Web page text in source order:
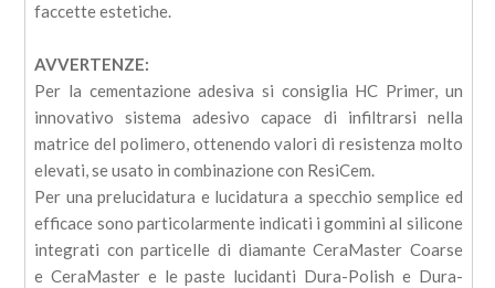
faccette estetiche.
AVVERTENZE:
Per la cementazione adesiva si consiglia HC Primer, un
innovativo sistema adesivo capace di infiltrarsi nella
matrice del polimero, ottenendo valori di resistenza molto
elevati, se usato in combinazione con ResiCem.
Per una prelucidatura e lucidatura a specchio semplice ed
efficace sono particolarmente indicati i gommini al silicone
integrati con particelle di diamante CeraMaster Coarse
e CeraMaster e le paste lucidanti Dura-Polish e Dura-